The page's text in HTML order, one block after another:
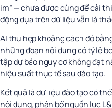
im” — chưa được dùng để cải
động dựa trên dữ liệu vẫn là
AI thu hẹp khoảng cách đó
những đoạn nội dung có tỷ lệ
tập dự báo nguy cơ không đạt
hiệu suất thực tế sau đào tạo.
Kết quả là dữ liệu đào tạo có
nội dung, phân bổ nguồn lực